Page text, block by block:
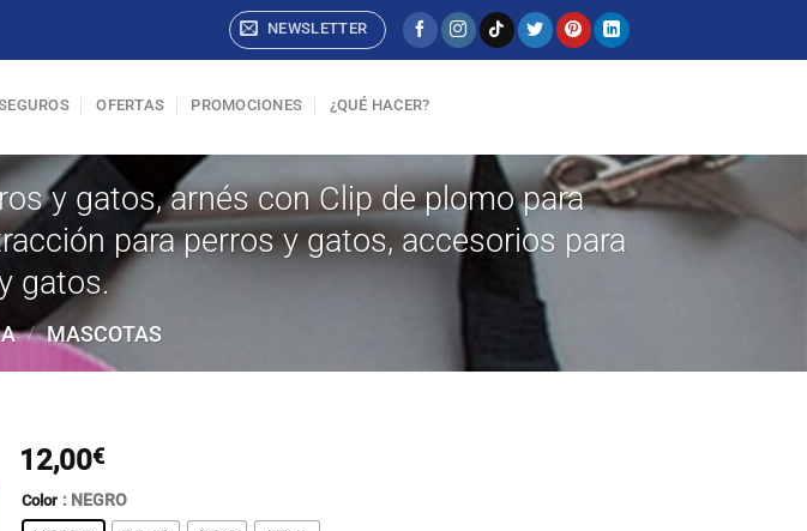
NEWSLETTER
OFERTAS PROMOCIONES ¿QUÉ HACER?
y gatos, arnés con Clip de plomo para
para perros y gatos, accesorios para
gatos.
/ MASCOTAS
12,00€
Color : NEGRO